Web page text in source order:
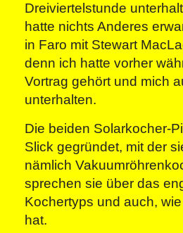
Dreiviertelstunde
hatte nichts Anderes
in Faro mit Stewart
denn ich hatte vorher
Vortrag gehört und mich
unterhalten.
Die beiden Solarkocher-
Slick gegründet, mit der
nämlich
sprechen sie über das
Kochertyps und auch,
hat.